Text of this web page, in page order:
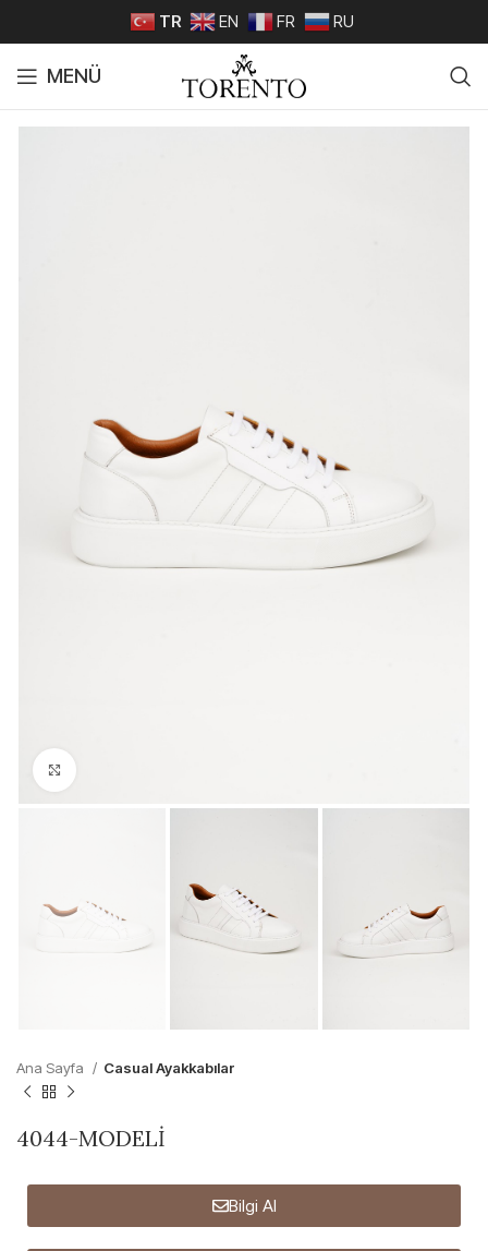
TR EN FR RU
MENÜ
Ana Sayfa Casual Ayakkabılar
4044-MODELİ
Bilgi Al